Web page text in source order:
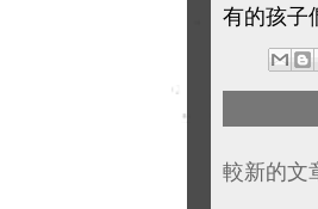
有的孩子
較新的文